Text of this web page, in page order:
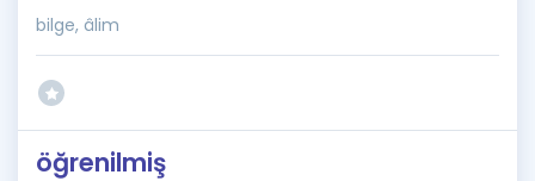
bilge, âlim
öğrenilmiş